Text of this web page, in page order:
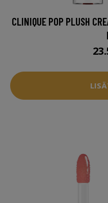
CLINIQUE POP PLUSH